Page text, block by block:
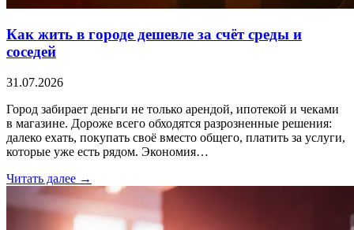
Как жить в городе дешевле за счёт среды и
соседей
31.07.2026
Город забирает деньги не только арендой, ипотекой и чеками
в магазине. Дороже всего обходятся разрозненные решения:
далеко ехать, покупать своё вместо общего, платить за услуги,
которые уже есть рядом. Экономия…
Читать далее →